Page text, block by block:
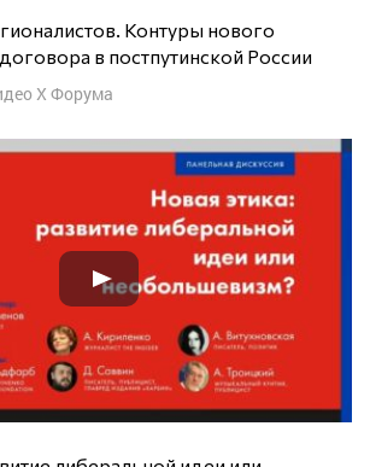
в постпутинской России
X Форума